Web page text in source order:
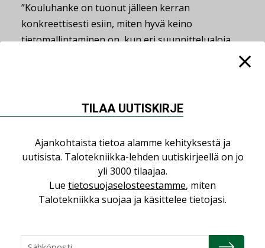
”Kouluhanke on tuonut jälleen kerran
konkreettisesti esiin, miten hyvä keino
tietomallintaminen on, kun eri suunnittelualoja
arkipäiväistyy samaan tapaan.
”Tällä hetkellä julkinen puurakentaminen tässä
mittakaavassa vaatii, että tilaajalla on vahva halu
käyttää puuta. Puurakentamisessa on kuitenkin
hurjasti kehityspotentiaalia, ja nyt tarvitaan vain
lisää Mansikkalan kaltaisia onnistuneita
TILAA UUTISKIRJE
Ajankohtaista tietoa alamme kehityksestä ja
uutisista. Talotekniikka-lehden uutiskirjeellä on jo
yli 3000 tilaajaa.
Lue tietosuojaselosteestamme, miten
Talotekniikka suojaa ja käsittelee tietojasi.